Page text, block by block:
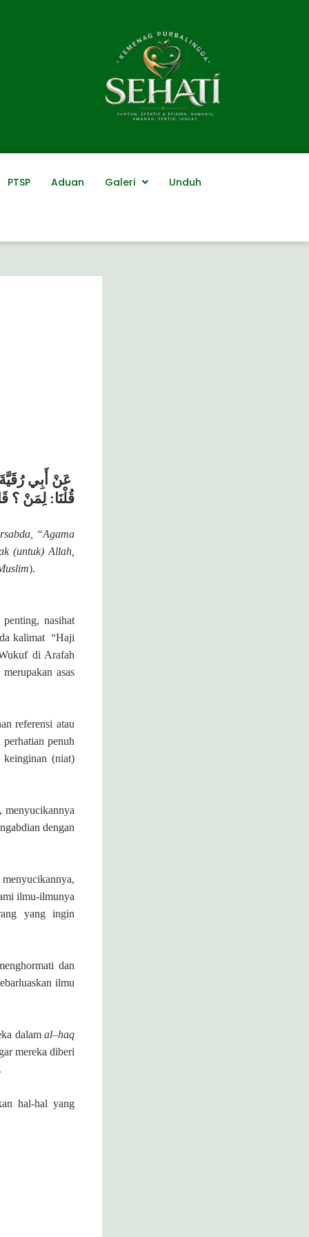
PTSP Aduan Galeri Unduh
عَنْ أَبِي
قُلْنَا: لِمَنْ ؟
“Agama
(untuk) Allah,
).
nasihat
kalimat “Haji
di Arafah
merupakan asas
referensi atau
penuh
keinginan (niat)
menyucikannya
dengan
ilmu-ilmunya
yang ingin
dan
ilmu
dalam al–haq
mereka diberi
hal-hal yang